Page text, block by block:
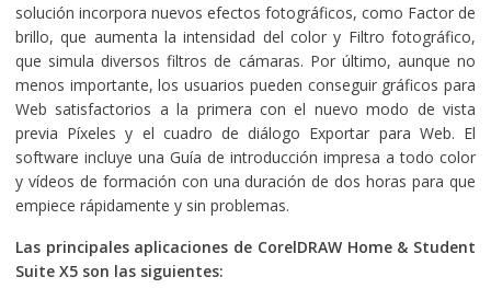
solución incorpora nuevos efectos fotográficos, como Factor de
brillo, que aumenta la intensidad del color y Filtro fotográfico,
que simula diversos filtros de cámaras. Por último, aunque no
menos importante, los usuarios pueden conseguir gráficos para
Web satisfactorios a la primera con el nuevo modo de vista
previa Píxeles y el cuadro de diálogo Exportar para Web. El
software incluye una Guía de introducción impresa a todo color
y vídeos de formación con una duración de dos horas para que
empiece rápidamente y sin problemas.
Las principales aplicaciones de CorelDRAW Home & Student
Suite X5 son las siguientes: